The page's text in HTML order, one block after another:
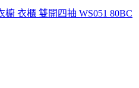
衣櫃 雙開四抽 WS051 80BC